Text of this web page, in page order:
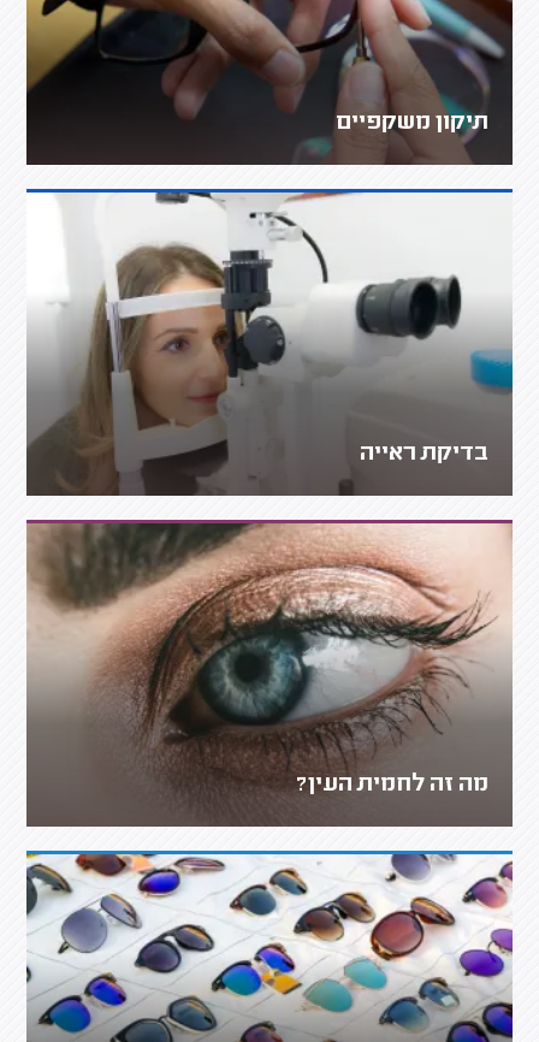
תיקון משקפיים
בדיקת ראייה
מה זה לחמית העין?